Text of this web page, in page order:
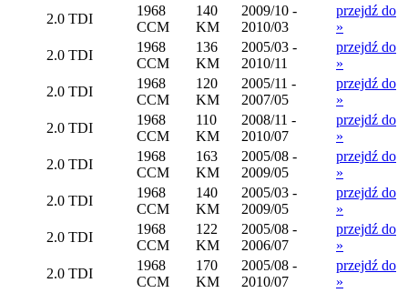
2.0 TDI
1968
CCM
140
KM
2009/10 -
2010/03
przejdź do
»
2.0 TDI
1968
CCM
136
KM
2005/03 -
2010/11
przejdź do
»
2.0 TDI
1968
CCM
120
KM
2005/11 -
2007/05
przejdź do
»
2.0 TDI
1968
CCM
110
KM
2008/11 -
2010/07
przejdź do
»
2.0 TDI
1968
CCM
163
KM
2005/08 -
2009/05
przejdź do
»
2.0 TDI
1968
CCM
140
KM
2005/03 -
2009/05
przejdź do
»
2.0 TDI
1968
CCM
122
KM
2005/08 -
2006/07
przejdź do
»
2.0 TDI
1968
CCM
170
KM
2005/08 -
2010/07
przejdź do
»